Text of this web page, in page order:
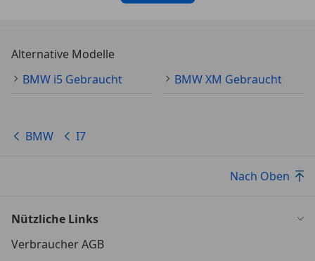
Alternative Modelle
BMW i5 Gebraucht
BMW XM Gebraucht
BMW I7
Nach Oben
Nützliche Links
Verbraucher AGB